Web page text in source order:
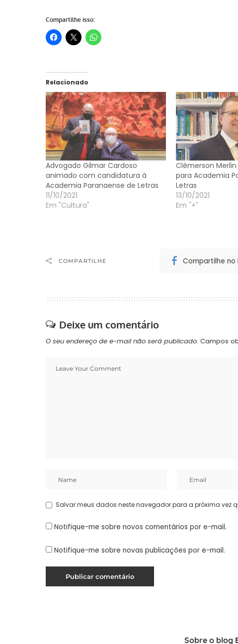
Compartilhe isso:
Relacionado
Advogado Gilmar Cardoso
animado com candidatura à
Academia Paranaense de Letras
11/10/2021
Em "Cultura"
Clèmerson
para Academia
Letras
13/10/2021
Em "+"
COMPARTILHE Compartilhe no
Deixe um comentário
O seu endereço de e-mail não será publicado. Campos
Salvar meus dados neste navegador para a próxima vez
Notifique-me sobre novos comentários por e-mail.
Notifique-me sobre novas publicações por e-mail.
Sobre o blog